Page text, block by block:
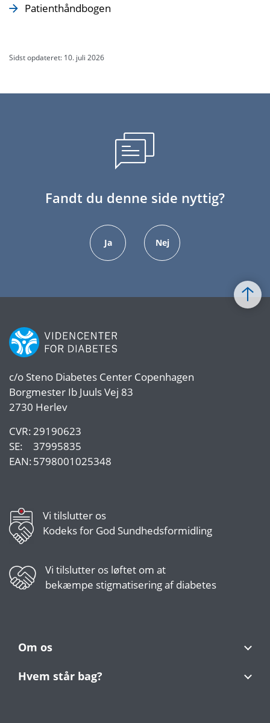
Patienthåndbogen
Sidst opdateret: 10. juli 2026
Fandt du denne side nyttig?
Ja Nej
c/o Steno Diabetes Center Copenhagen
Borgmester Ib Juuls Vej 83
2730 Herlev
CVR: 29190623
SE:
37995835
EAN:5798001025348
Vi tilslutter os
Kodeks for God Sundhedsformidling
Vi tilslutter os løftet om at
bekæmpe stigmatisering af diabetes
Om os
Hvem står bag?